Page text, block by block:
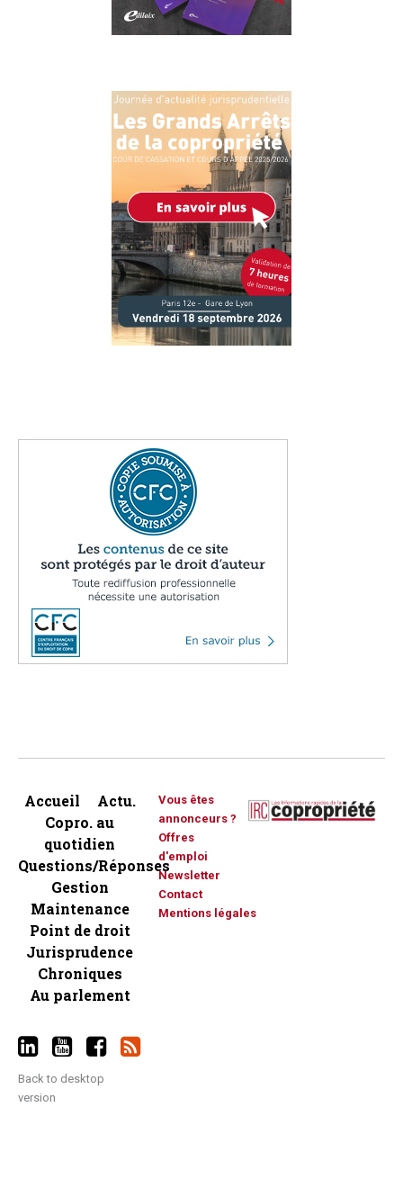
Accueil
Actu.
Copro. au
quotidien
Questions/Réponses
Gestion
Maintenance
Point de droit
Jurisprudence
Chroniques
Au parlement
Vous êtes
annonceurs ?
Offres
d'emploi
Newsletter
Contact
Mentions légales
Back to desktop
version